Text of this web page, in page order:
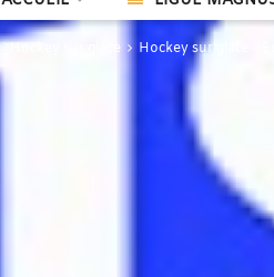
Hockey sur glace Hockey sur glace -